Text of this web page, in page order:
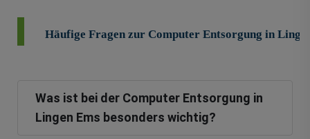
Häufige Fragen zur Computer Entsorgung in
Was ist bei der Computer Entsorgung in
Lingen Ems besonders wichtig?